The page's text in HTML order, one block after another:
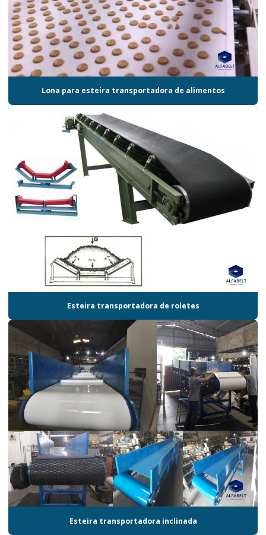
Lona para esteira transportadora de alimentos
Esteira transportadora de roletes
Esteira transportadora inclinada